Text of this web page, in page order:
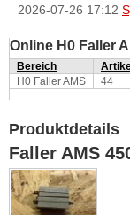
2026-07-26 17:12
Online H0 Faller
Bereich
H0 Faller AMS
44
Produktdetails
Faller AMS